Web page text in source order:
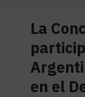
La
en el